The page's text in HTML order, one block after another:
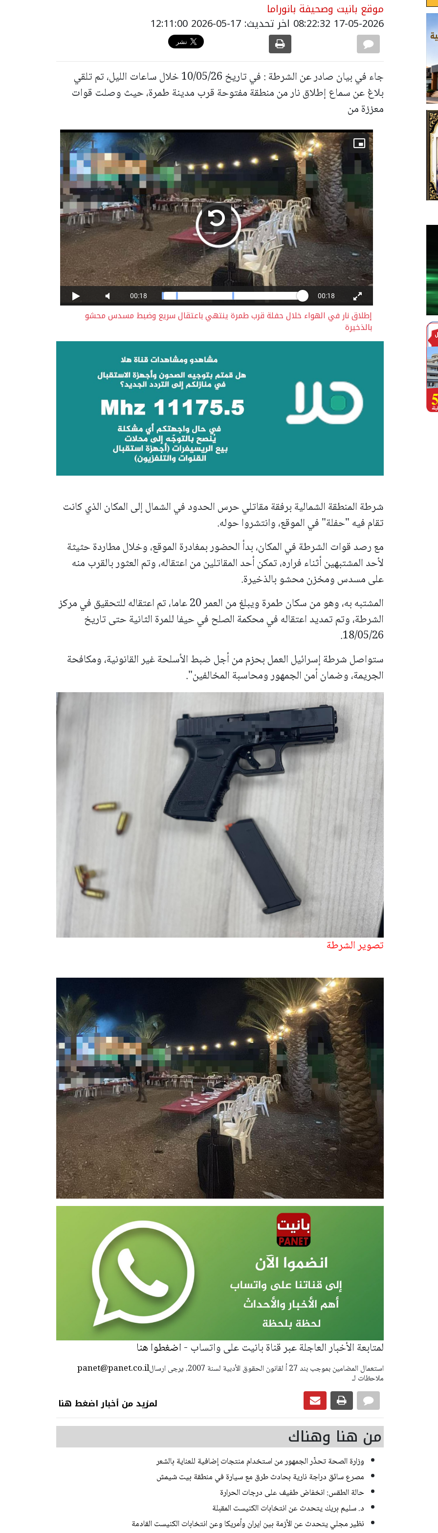
موقع بانيت وصحيفة بانوراما
17-05-2026 08:22:32 اخر تحديث: 17-05-2026 12:11:00
جاء في بيان صادر عن الشرطة : في تاريخ 10/05/26 خلال ساعات الليل، تم تلقي
بلاغ عن سماع إطلاق نار من منطقة مفتوحة قرب مدينة طمرة، حيث وصلت قوات
معززة من
إطلاق نار في الهواء خلال حفلة قرب طمرة ينتهي باعتقال سريع وضبط مسدس محشو
بالذخيرة
شرطة المنطقة الشمالية برفقة مقاتلي حرس الحدود في الشمال إلى المكان الذي كانت
تقام فيه "حفلة" في الموقع، وانتشروا حوله.
مع رصد قوات الشرطة في المكان، بدأ الحضور بمغادرة الموقع، وخلال مطاردة حثيثة
لأحد المشتبهين أثناء فراره، تمكن أحد المقاتلين من اعتقاله، وتم العثور بالقرب منه
على مسدس ومخزن محشو بالذخيرة.
المشتبه به، وهو من سكان طمرة ويبلغ من العمر 20 عاما، تم اعتقاله للتحقيق في مركز
الشرطة، وتم تمديد اعتقاله في محكمة الصلح في حيفا للمرة الثانية حتى تاريخ
18/05/26.
ستواصل شرطة إسرائيل العمل بحزم من أجل ضبط الأسلحة غير القانونية، ومكافحة
الجريمة، وضمان أمن الجمهور ومحاسبة المخالفين".
تصوير الشرطة
لمتابعة الأخبار العاجلة عبر قناة بانيت على واتساب -اضغطوا هنا
panet@panet.co.ilاستعمال المضامين بموجب بند 27 أ لقانون الحقوق الأدبية لسنة 2007، يرجى ارسال
ملاحظات لـ
لمزيد من أخبار اضغط هنا
من هنا وهناك
وزارة الصحة تحذّر الجمهور من استخدام منتجات إضافية للعناية بالشعر
مصرع سائق دراجة نارية بحادث طرق مع سيارة في منطقة بيت شيمش
حالة الطقس: انخفاض طفيف على درجات الحرارة
د. سليم بريك يتحدث عن انتخابات الكنيست المقبلة
نظير مجلي يتحدث عن الأزمة بين ايران وأمريكا وعن انتخابات الكنيست القادمة